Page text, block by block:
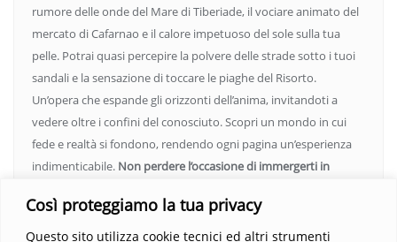
Così proteggiamo la tua privacy
Questo sito utilizza cookie tecnici ed altri strumenti
rumore delle onde del Mare di Tiberiade, il vociare animato del
mercato di Cafarnao e il calore impetuoso del sole sulla tua
pelle. Potrai quasi percepire la polvere delle strade sotto i tuoi
sandali e la sensazione di toccare le piaghe del Risorto.
Un’opera che espande gli orizzonti dell’anima, invitandoti a
vedere oltre i confini del conosciuto. Scopri un mondo in cui
fede e realtà si fondono, rendendo ogni pagina un’esperienza
indimenticabile. Non perdere l’occasione di immergerti in
Parola trasformi la tua vita.